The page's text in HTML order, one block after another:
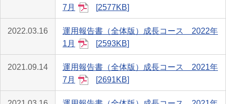
7月
2577KB
2022.03.16
運用報告書（全体版）成長コース 2022年
1月
2593KB
2021.09.14
運用報告書（全体版）成長コース 2021年
7月
2691KB